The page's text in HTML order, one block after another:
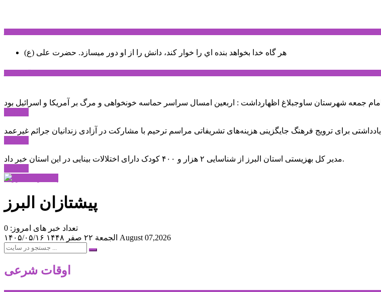
هر گاه خدا بخواهد بنده اي را خوار كند، دانش را از او دور میسازد. حضرت علی (ع)
یادداشتی برای ترویج فرهنگ جایگزینی هزینه‌های تشریفاتی مراسم ترحیم با مشارکت در آزادی زندانیان جرائم غیرعمد
مدیر کل بهزیستی استان البرز از شناسایی ۲ هزار و ۴۰۰ کودک دارای اختلالات بینایی در این استان خبر داد.
پیشتازان البرز
تعداد خبر های امروز: 0
۱۴۰۵/۰۵/۱۶
الجمعة ۲۲ صفر ۱۴۴۸ August 07,2026
اوقات شرعی